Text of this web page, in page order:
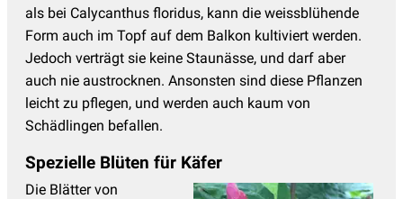
als bei Calycanthus floridus, kann die weissblühende
Form auch im Topf auf dem Balkon kultiviert werden.
Jedoch verträgt sie keine Staunässe, und darf aber
auch nie austrocknen. Ansonsten sind diese Pflanzen
leicht zu pflegen, und werden auch kaum von
Schädlingen befallen.
Spezielle Blüten für Käfer
Die Blätter von